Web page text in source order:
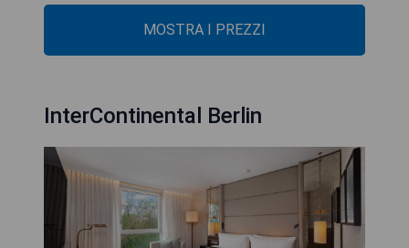
MOSTRA I PREZZI
InterContinental Berlin